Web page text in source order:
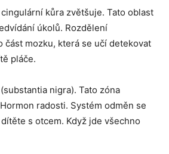
kůra zvětšuje. Tato oblast
úkolů. Rozdělení
část mozku, která se učí detekovat
pláče.
(substantia nigra). Tato zóna
radosti. Systém odměn se
s otcem. Když jde všechno